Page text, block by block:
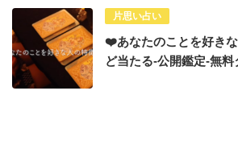
片思い占い
❤️あなたのことを好き
ど当たる-公開鑑定-無